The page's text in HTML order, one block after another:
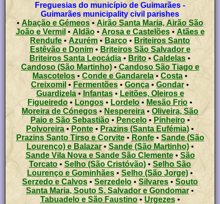
Freguesias do município de Guimarães -
Guimarães municipality civil parishes
• Abação e Gémeos • Airão Santa Maria, Airão São
João e Vermil • Aldão• Arosa e Castelões• Atães e
Rendufe • Azurém • Barco • Briteiros Santo
Estêvão e Donim • Briteiros São Salvador e
Briteiros Santa Leocádia • Brito •Caldelas •
Candoso (São Martinho) • Candoso São Tiago e
Mascotelos• Conde e Gandarela•Costa •
Creixomil • Fermentões • Gonça • Gondar •
Guardizela• Infantas• Leitões, Oleiros e
Figueiredo • Longos • Lordelo • Mesão Frio •
Moreira de Cónegos • Nespereira • Oliveira, São
Paio e São Sebastião• Pencelo• Pinheiro•
Polvoreira • Ponte • Prazins (Santa Eufémia) •
Prazins Santo Tirso e Corvite• Ronfe• Sande (São
Lourenço) e Balazar• Sande (São Martinho)•
Sande Vila Nova e Sande São Clemente• São
Torcato• Selho (São Cristóvão) • Selho São
Lourenço e Gominhães •Selho (São Jorge)•
Serzedo e Calvos •Serzedelo • Silvares • Souto
Santa Maria, Souto S. Salvador e Gondomar •
Tabuadelo e São Faustino• Urgezes•